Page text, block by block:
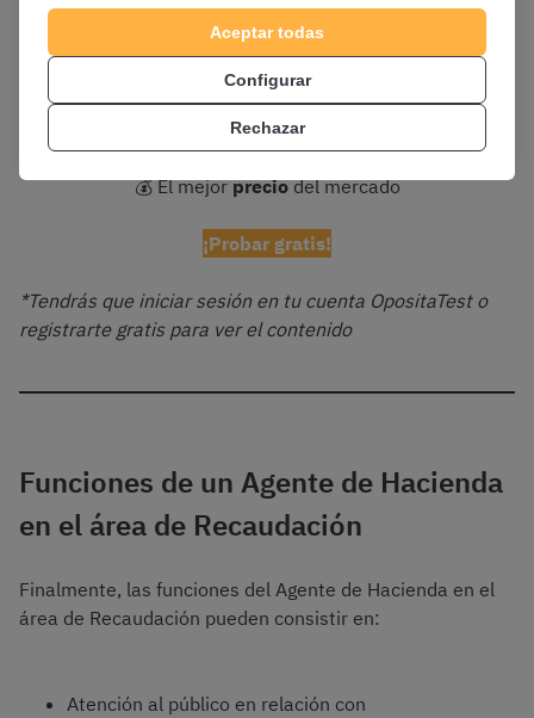
📚Temarioyesquemasen PDF siempre actualizados
vídeoy tutor personalizado
Testilimitados
💰 El mejorpreciodel mercado
¡Probar gratis!
*Tendrás que iniciar sesión en tu cuenta OpositaTest o
registrarte gratis para ver el contenido
Funciones de un Agente de Hacienda
en el área de Recaudación
Finalmente, las funciones del Agente de Hacienda en el
área de Recaudación pueden consistir en:
Atención al público en relación con
Aceptar todas
Configurar
Rechazar